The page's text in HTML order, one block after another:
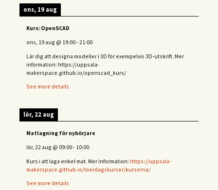
ons, 19 aug
Kurs: OpenSCAD
ons, 19 aug @ 19:00-21:00
Lär dig att designa modeller i 3D för exempelvis 3D-utskrift. Mer
information: https://uppsala-
makerspace.github.io/openscad_kurs/
See more details
lör, 22 aug
Matlagning för nybörjare
lör, 22 aug @ 09:00- 10:00
Kurs i att laga enkel mat. Mer information: https://uppsala-
makerspace.github.io/loerdagskurser/kurserna/
See more details